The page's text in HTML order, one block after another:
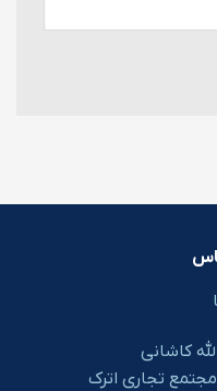
کاشانی
تجاری اترک